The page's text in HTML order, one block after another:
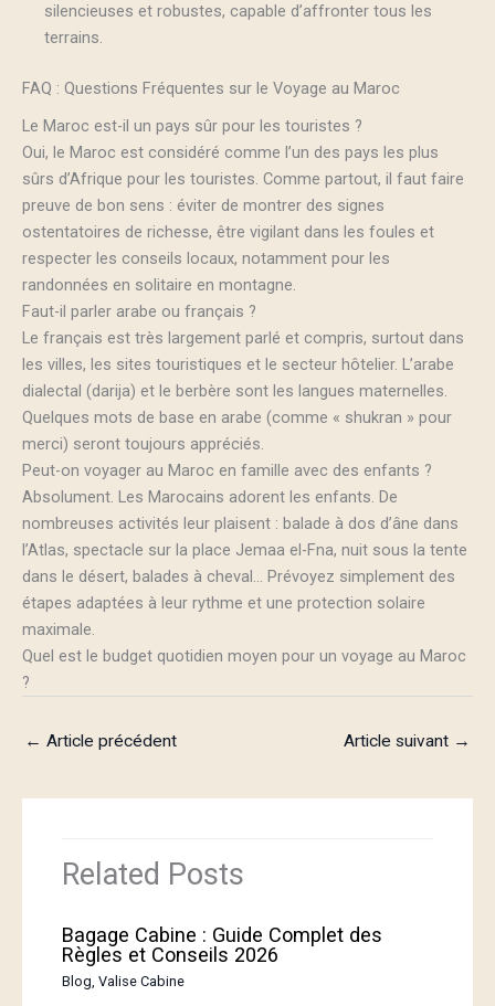
silencieuses et robustes, capable d’affronter tous les
terrains.
FAQ : Questions Fréquentes sur le Voyage au Maroc
Le Maroc est-il un pays sûr pour les touristes ?
Oui, le Maroc est considéré comme l’un des pays les plus
sûrs d’Afrique pour les touristes. Comme partout, il faut faire
preuve de bon sens : éviter de montrer des signes
ostentatoires de richesse, être vigilant dans les foules et
respecter les conseils locaux, notamment pour les
randonnées en solitaire en montagne.
Faut-il parler arabe ou français ?
Le français est très largement parlé et compris, surtout dans
les villes, les sites touristiques et le secteur hôtelier. L’arabe
dialectal (darija) et le berbère sont les langues maternelles.
Quelques mots de base en arabe (comme « shukran » pour
merci) seront toujours appréciés.
Peut-on voyager au Maroc en famille avec des enfants ?
Absolument. Les Marocains adorent les enfants. De
nombreuses activités leur plaisent : balade à dos d’âne dans
l’Atlas, spectacle sur la place Jemaa el-Fna, nuit sous la tente
dans le désert, balades à cheval… Prévoyez simplement des
étapes adaptées à leur rythme et une protection solaire
maximale.
Quel est le budget quotidien moyen pour un voyage au Maroc
?
← Article précédent Article suivant →
Related Posts
Bagage Cabine : Guide Complet des
Règles et Conseils 2026
Blog,Valise Cabine